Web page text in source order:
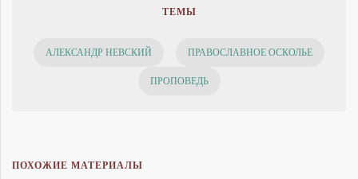
ТЕМЫ
АЛЕКСАНДР НЕВСКИЙ ПРАВОСЛАВНОЕ ОСКОЛЬЕ
ПРОПОВЕДЬ
ПОХОЖИЕ МАТЕРИАЛЫ